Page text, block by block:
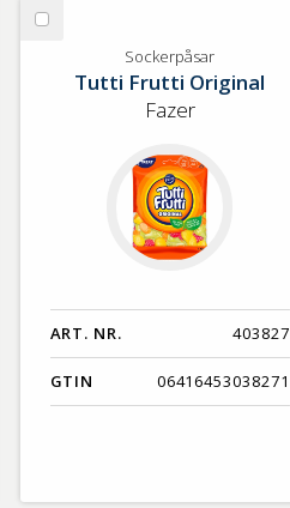
Välj
SockerpåsarSockerpåsar
Tutti Frutti Original
Fazer
ART. NR. 403827
GTIN 06416453038271